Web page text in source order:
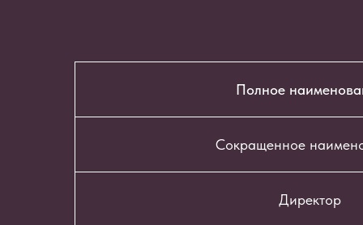
Полное
Сокращенное
Директор